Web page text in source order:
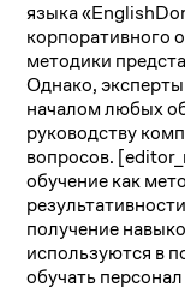
языка
корпоративного
методики
Однако,
началом любых
руководству
вопросов.
обучение как
получение
используются в
обучать